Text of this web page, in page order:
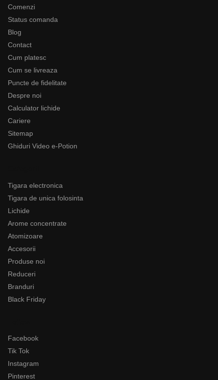
Comenzi
Status comanda
Blog
Contact
Cum platesc
Cum se livreaza
Puncte de fidelitate
Despre noi
Calculator lichide
Cariere
Sitemap
Ghiduri Video e-Potion
Tigara electronica
Tigara de unica folosinta
Lichide
Arome concentrate
Atomizoare
Accesorii
Produse noi
Reduceri
Branduri
Black Friday
Facebook
Tik Tok
Instagram
Pinterest